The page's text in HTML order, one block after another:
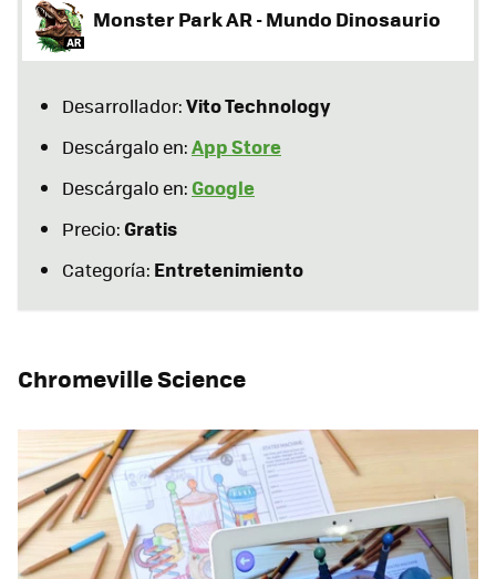
Monster Park AR - Mundo Dinosaurio
Desarrollador:Vito Technology
Descárgalo en:App Store
Descárgalo en: Google
Precio:Gratis
Categoría: Entretenimiento
Chromeville Science